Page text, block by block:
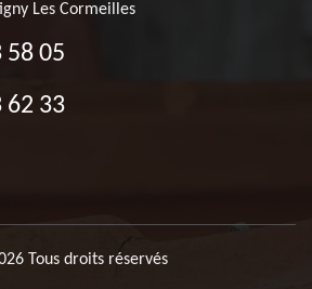
Les Cormeilles
58 05
62 33
Tous droits réservés